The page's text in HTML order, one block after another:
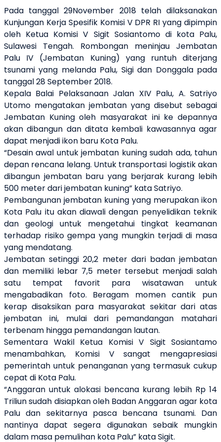
Pada tanggal 29November 2018 telah dilaksanakan
Kunjungan Kerja Spesifik Komisi V DPR RI yang dipimpin
oleh Ketua Komisi V Sigit Sosiantomo di kota Palu,
Sulawesi Tengah. Rombongan meninjau Jembatan
Palu IV (Jembatan Kuning) yang runtuh diterjang
tsunami yang melanda Palu, Sigi dan Donggala pada
tanggal 28 September 2018.
Kepala Balai Pelaksanaan Jalan XIV Palu, A. Satriyo
Utomo mengatakan jembatan yang disebut sebagai
Jembatan Kuning oleh masyarakat ini ke depannya
akan dibangun dan ditata kembali kawasannya agar
dapat menjadi ikon baru Kota Palu.
“Desain awal untuk jembatan kuning sudah ada, tahun
depan rencana lelang. Untuk transportasi logistik akan
dibangun jembatan baru yang berjarak kurang lebih
500 meter dari jembatan kuning” kata Satriyo.
Pembangunan jembatan kuning yang merupakan ikon
Kota Palu itu akan diawali dengan penyelidikan teknik
dan geologi untuk mengetahui tingkat keamanan
terhadap risiko gempa yang mungkin terjadi di masa
yang mendatang.
Jembatan setinggi 20,2 meter dari badan jembatan
dan memiliki lebar 7,5 meter tersebut menjadi salah
satu tempat favorit para wisatawan untuk
mengabadikan foto. Beragam momen cantik pun
kerap disaksikan para masyarakat sekitar dari atas
jembatan ini, mulai dari pemandangan matahari
terbenam hingga pemandangan lautan.
Sementara Wakil Ketua Komisi V Sigit Sosiantamo
menambahkan, Komisi V sangat mengapresiasi
pemerintah untuk penanganan yang termasuk cukup
cepat di Kota Palu.
“Anggaran untuk alokasi bencana kurang lebih Rp 14
Triliun sudah disiapkan oleh Badan Anggaran agar kota
Palu dan sekitarnya pasca bencana tsunami. Dan
nantinya dapat segera digunakan sebaik mungkin
dalam masa pemulihan kota Palu” kata Sigit.